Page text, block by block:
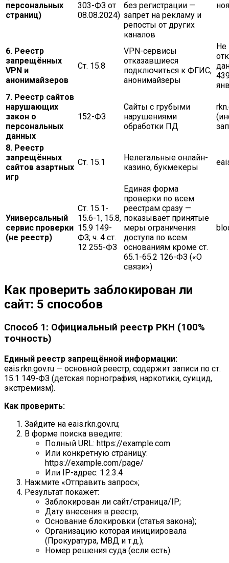
персональных
страниц)
303-ФЗ от
08.08.2024)
без регистрации —
запрет на рекламу и
репосты от других
каналов
6. Реестр
запрещённых
VPN и
анонимайзеров
Ст. 15.8
VPN-сервисы
отказавшиеся
подключиться к ФГИС,
анонимайзеры
Не
7. Реестр сайтов
нарушающих
закон о
персональных
данных
152-ФЗ
Сайты с грубыми
нарушениями
обработки ПД
8. Реестр
запрещённых
сайтов азартных
игр
Ст. 15.1
Нелегальные онлайн-
казино, букмекеры
Универсальный
сервис проверки
(не реестр)
Ст. 15.1-
15.6-1, 15.8,
15.9 149-
ФЗ; ч. 4 ст.
12 255-ФЗ
Единая форма
проверки по всем
реестрам сразу —
показывает принятые
меры ограничения
доступа по всем
основаниям кроме ст.
65.1-65.2 126-ФЗ («О
связи»)
Как проверить заблокирован ли
сайт: 5 способов
Способ 1: Официальный реестр РКН (100%
точность)
Единый реестр запрещённой информации:
eais.rkn.gov.ru — основной реестр, содержит записи по ст.
15.1 149-ФЗ (детская порнография, наркотики, суицид,
экстремизм).
Как проверить:
Зайдите на eais.rkn.gov.ru;
В форме поиска введите:
Полный URL: https://example.com
Или конкретную страницу:
https://example.com/page/
Или IP-адрес: 1.2.3.4
Нажмите «Отправить запрос»;
Результат покажет:
Заблокирован ли сайт/страница/IP;
Дату внесения в реестр;
Основание блокировки (статья закона);
Организацию которая инициировала
(Прокуратура, МВД и т.д.);
Номер решения суда (если есть).